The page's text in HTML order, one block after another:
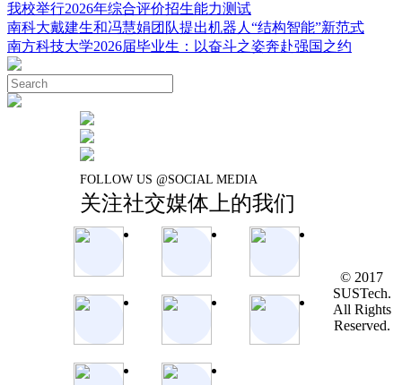
我校举行2026年综合评价招生能力测试
南科大戴建生和冯慧娟团队提出机器人“结构智能”新范式
南方科技大学2026届毕业生：以奋斗之姿奔赴强国之约
FOLLOW US @SOCIAL MEDIA
关注社交媒体上的我们
© 2017
SUSTech.
All Rights
Reserved.